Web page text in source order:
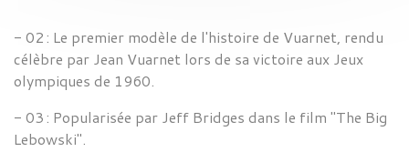
- 02 : Le premier modèle de l'histoire de Vuarnet, rendu
célèbre par Jean Vuarnet lors de sa victoire aux Jeux
olympiques de 1960.
- 03 : Popularisée par Jeff Bridges dans le film "The Big
Lebowski".